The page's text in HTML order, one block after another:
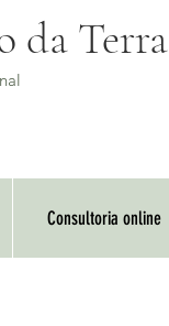
da Terra
Consultoria online